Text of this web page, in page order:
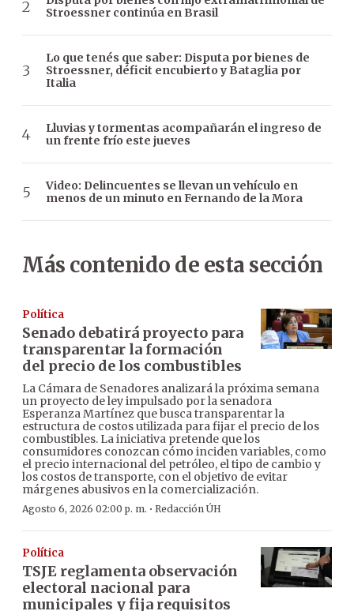
Stroessner continúa en Brasil
Lo que tenés que saber: Disputa por bienes de
Stroessner, déficit encubierto y Bataglia por
Italia
Lluvias y tormentas acompañarán el ingreso de
un frente frío este jueves
Video: Delincuentes se llevan un vehículo en
menos de un minuto en Fernando de la Mora
Más contenido de esta sección
Política
Senado debatirá proyecto para
transparentar la formación
del precio de los combustibles
La Cámara de Senadores analizará la próxima semana
un proyecto de ley impulsado por la senadora
Esperanza Martínez que busca transparentar la
estructura de costos utilizada para fijar el precio de los
combustibles. La iniciativa pretende que los
consumidores conozcan cómo inciden variables, como
el precio internacional del petróleo, el tipo de cambio y
los costos de transporte, con el objetivo de evitar
márgenes abusivos en la comercialización.
Agosto 6, 2026 02:00 p. m. · Redacción ÚH
Política
TSJE reglamenta observación
electoral nacional para
municipales y fija requisitos